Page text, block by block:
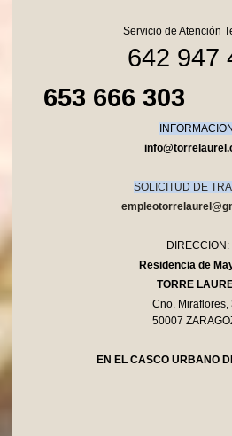
Servicio de Atención
642 947
653 666 303
SOLICITUD DE
DIRECCION:
Residencia de
TORRE
Cno. Miraflores,
50007
EN EL CASCO URBANO